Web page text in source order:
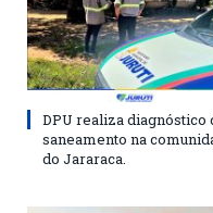
DPU realiza diagnóstico
saneamento na
do Jararaca.